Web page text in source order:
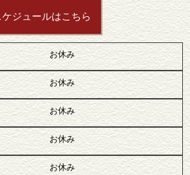
ジュールはこちら
お休み
お休み
お休み
お休み
お休み